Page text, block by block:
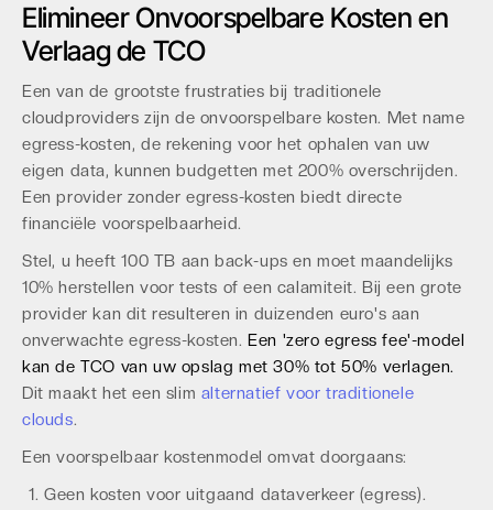
Elimineer Onvoorspelbare Kosten en
Verlaag de TCO
Een van de grootste frustraties bij traditionele
cloudproviders zijn de onvoorspelbare kosten. Met name
egress-kosten, de rekening voor het ophalen van uw
eigen data, kunnen budgetten met 200% overschrijden.
Een provider zonder egress-kosten biedt directe
financiële voorspelbaarheid.
Stel, u heeft 100 TB aan back-ups en moet maandelijks
10% herstellen voor tests of een calamiteit. Bij een grote
provider kan dit resulteren in duizenden euro's aan
onverwachte egress-kosten.Een 'zero egress fee'-model
kan de TCO van uw opslag met 30% tot 50% verlagen.
Dit maakt het een slim alternatief voor traditionele
clouds.
Een voorspelbaar kostenmodel omvat doorgaans:
Geen kosten voor uitgaand dataverkeer (egress).